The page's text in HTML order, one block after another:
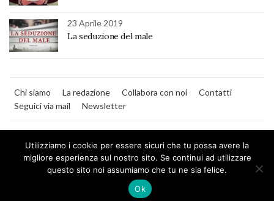
23 Aprile 2019
La seduzione del male
Chi siamo La redazione Collabora con noi
Contatti
Seguici via mail
Newsletter
MilanoNera
Utilizziamo i cookie per essere sicuri che tu possa avere la
migliore esperienza sul nostro sito. Se continui ad utilizzare
questo sito noi assumiamo che tu ne sia felice.
Ok